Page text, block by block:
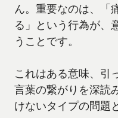
ん。重要なのは、「
る」という行為が、
うことです。
これはある意味、引
言葉の繋がりを深読
けないタイプの問題